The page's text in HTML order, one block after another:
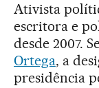
Ativista
escritora e
desde 2007.
Ortega, a
presidência